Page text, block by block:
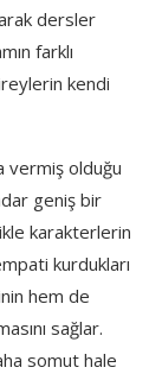
dersler
farklı
kendi
vermiş olduğu
geniş bir
karakterlerin
kurdukları
hem de
sağlar.
somut hale